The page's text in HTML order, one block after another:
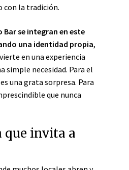
con la tradición.
Bar se integran en este
una identidad propia,
en una experiencia
simple necesidad. Para el
una grata sorpresa. Para
que nunca
que invita a